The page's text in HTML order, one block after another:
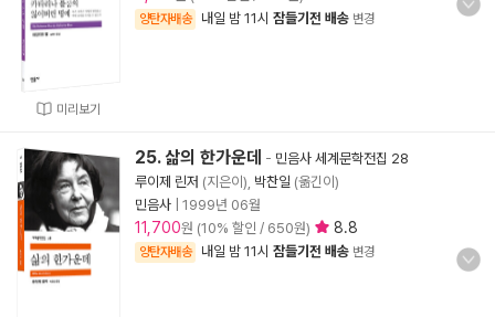
미리보기
양탄자배송 내일 밤 11시 잠들기전 배송 변경
25. 삶의 한가운데 - 민음사 세계문학전집 28
루이제 린저 (지은이), 박찬일 (옮긴이)
민음사
1999년 06월
11,700원 (10% 할인 / 650원) 8.8
양탄자배송 내일 밤 11시 잠들기전 배송 변경